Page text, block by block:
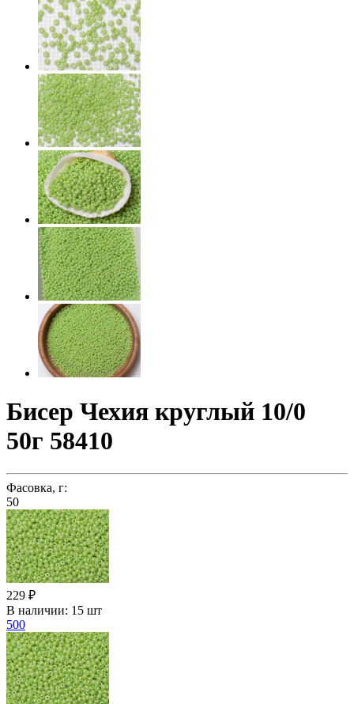
Бисер Чехия круглый 10/0
50г 58410
Фасовка, г:
50
229 ₽
В наличии: 15 шт
500